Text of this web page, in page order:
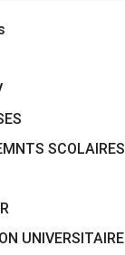
SCOLAIRES
UNIVERSITAIRE